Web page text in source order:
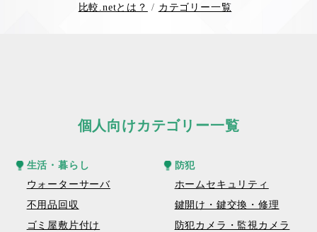
比較.netとは？ カテゴリー一覧
個人向けカテゴリー一覧
生活・暮らし
ウォーターサーバ
不用品回収
ゴミ屋敷片付け
防犯
ホームセキュリティ
鍵開け・鍵交換・修理
防犯カメラ・監視カメラ